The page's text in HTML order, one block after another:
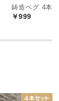
鋳造ペグ 4本
￥999